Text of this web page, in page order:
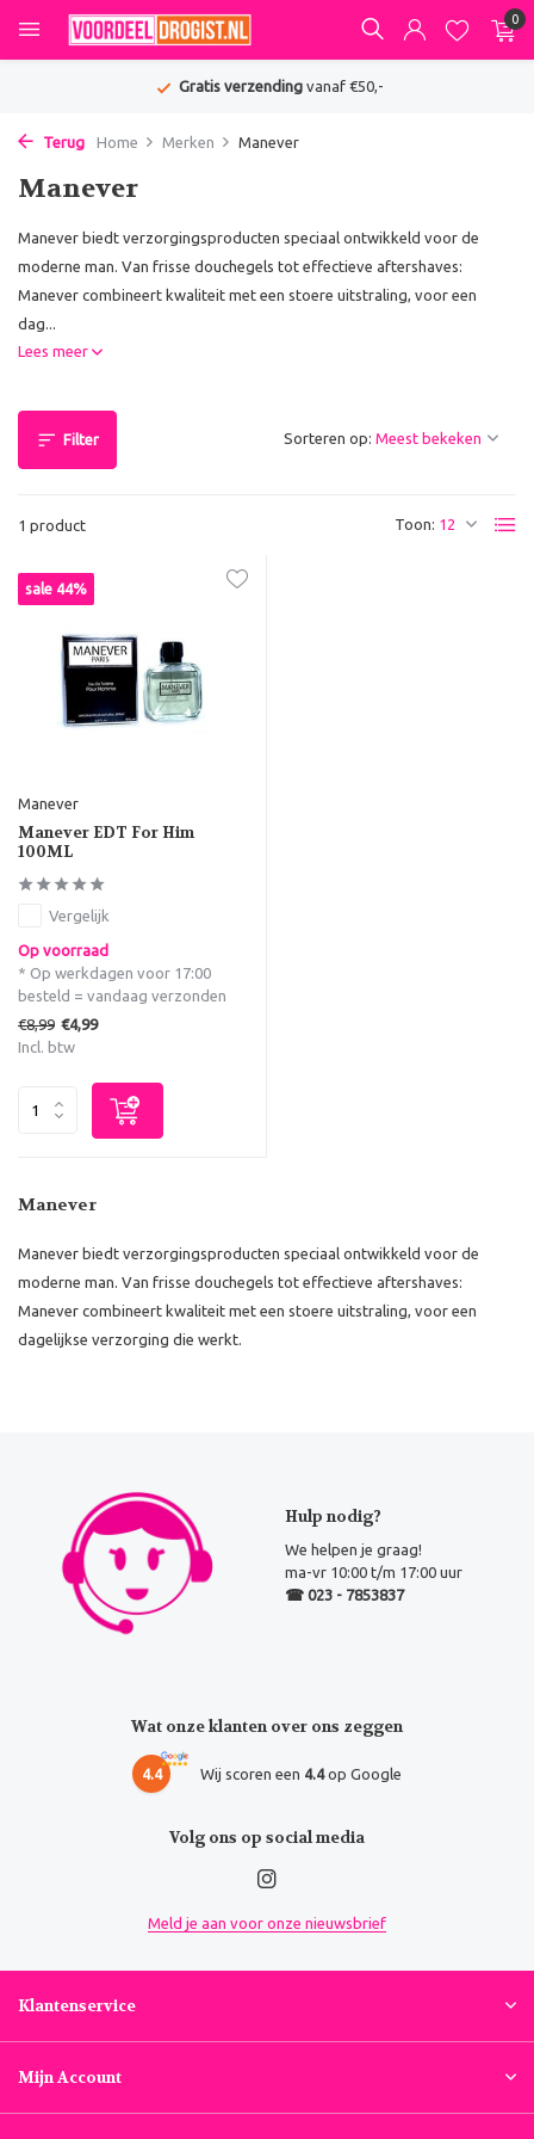
0
Gratis verzendingvanaf €50,-
Terug Home Merken Manever
Manever
Manever biedt verzorgingsproducten speciaal ontwikkeld voor de
moderne man. Van frisse douchegels tot effectieve aftershaves:
Manever combineert kwaliteit met een stoere uitstraling, voor een
dag...
Lees meer
Filter
1 product Toon:
Sorteren op:
sale 44%
Manever
Manever EDT For Him
100ML
Vergelijk
Op voorraad
* Op werkdagen voor 17:00
besteld = vandaag verzonden
€8,99 €4,99
Incl. btw
Manever
Manever biedt verzorgingsproducten speciaal ontwikkeld voor de
moderne man. Van frisse douchegels tot effectieve aftershaves:
Manever combineert kwaliteit met een stoere uitstraling, voor een
dagelijkse verzorging die werkt.
Hulp nodig?
We helpen je graag!
ma-vr 10:00 t/m 17:00 uur
☎ 023 - 7853837
Wat onze klanten over ons zeggen
4.4 Wij scoren een 4.4op Google
Volg ons op social media
Meld je aan voor onze nieuwsbrief
Klantenservice
Mijn Account